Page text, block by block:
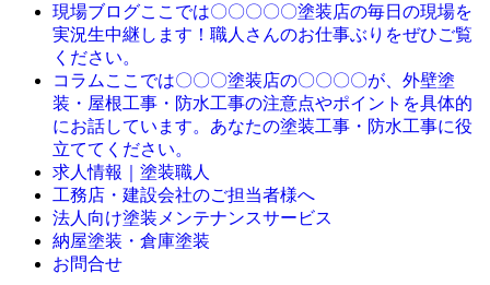
現場ブログここでは〇〇〇〇〇塗装店の毎日の現場を
実況生中継します！職人さんのお仕事ぶりをぜひご覧
ください。
コラム ここでは〇〇〇塗装店の〇〇〇〇が、外壁塗
装・屋根工事・防水工事の注意点やポイントを具体的
にお話しています。あなたの塗装工事・防水工事に役
立ててください。
求人情報｜塗装職人
工務店・建設会社のご担当者様へ
法人向け塗装メンテナンスサービス
納屋塗装・倉庫塗装
お問合せ